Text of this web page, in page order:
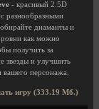
- красивый 2.5D
разнообразными
диаманты и
как можно
получить за
звезды и улучшить
вашего персонажа.
игру (333.19 Мб.)